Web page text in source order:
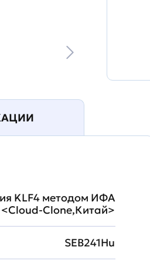
KLF4 методом ИФА
<Cloud-Clone,Китай>
SEB241Hu